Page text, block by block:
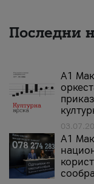
Последни
А1
A1